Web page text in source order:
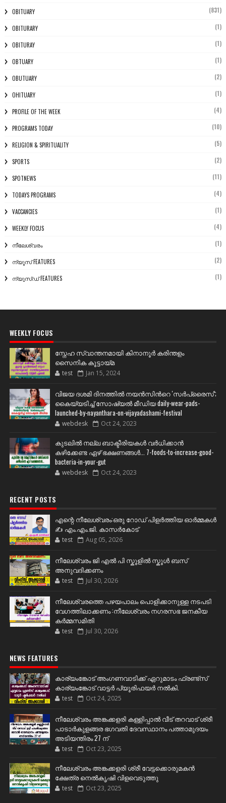
OBITUARY (831)
OBITURARY (1)
OBITURAY (1)
OBTUARY (1)
OBUTUARY (2)
OHITUARY (1)
PROFILE OF THE WEEK (4)
PROGRAMS TODAY (10)
RELIGION & SPIRITUALITY (5)
SPORTS (2)
SPOTNEWS (11)
TODAYS PROGRAMS (4)
VACCANCIES (1)
WEEKLY FOCUS (4)
നീലേശ്വരം (1)
ന്യൂസ് FEATURES (2)
ന്യൂസ്ഡ് FEATURES (1)
WEEKLY FOCUS
സ്നേഹ സ്വാന്തനമായി കിനാനൂർ കരിന്തളം
സൈനിക കൂട്ടായ്മ
test Jan 15, 2024
വിജയ ദശമി ദിനത്തില്‍ നയന്‍സിന്‍റെ 'സര്‍പ്രൈസ്';
കൈയ്യടിച്ച് സോഷ്യല്‍ മീഡിയ daily-wear-pads-
launched-by-nayanthara-on-vijayadashami-festival
webdesk Oct 24, 2023
കുടലിൽ നല്ല ബാക്ടീരിയകൾ വര്‍ധിക്കാന്‍
കഴിക്കേണ്ട ഏഴ് ഭക്ഷണങ്ങള്‍... 7-foods-to-increase-good-
bacteria-in-your-gut
webdesk Oct 24, 2023
RECENT POSTS
എന്റെ നീലേശ്വരം:ഒരു റോഡ് പിളർത്തിയ ഓർമ്മകൾ
✍️ എം.എം.ജി. കാസർകോട്
test Aug 05, 2026
നീലേശ്വരം ജി എൽ പി സ്കൂളിൽ സ്കൂൾ ബസ്
അനുവദിക്കണം
test Jul 30, 2026
നീലേശ്വരത്തെ പഴയപാലം പൊളിക്കാനുള്ള നടപടി
വേഗത്തിലാക്കണം :നീലേശ്വരം നഗരസഭ ജനകീയ
കർമ്മസമിതി
test Jul 30, 2026
NEWS FEATURES
കാര്യംങ്കോട് അംഗണവാടിക്ക് ഏറുമാടം ഫ്രണ്ട്സ്
കാര്യംങ്കോട് വാട്ടർ പ്യൂരിഫയർ നൽകി.
test Oct 24, 2025
നീലേശ്വരം അങ്കക്കളരി കള്ളിപ്പാൽ വീട് തറവാട് ശ്രീ
പാടാർകുളങ്ങര ഭഗവതി ദേവസ്ഥാനം പത്താമുദയം
അടിയന്തിരം 27 ന്
test Oct 23, 2025
നീലേശ്വരം അങ്കക്കളരി ശ്രീ വേട്ടക്കൊരുമകൻ
ക്ഷേത്ര നെൽകൃഷി വിളവെടുത്തു
test Oct 23, 2025